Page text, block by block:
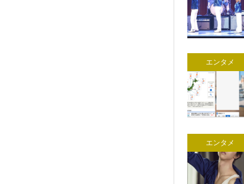
エンタメ
エンタメ